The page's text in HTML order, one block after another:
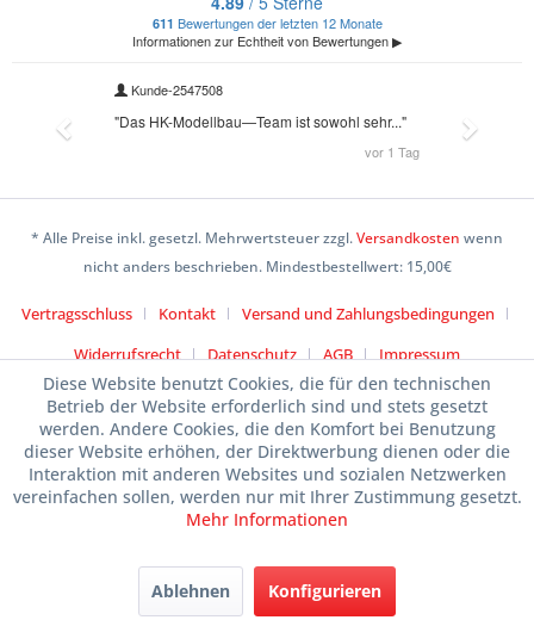
* Alle Preise inkl. gesetzl. Mehrwertsteuer zzgl.Versandkosten wenn
nicht anders beschrieben. Mindestbestellwert: 15,00€
Vertragsschluss Kontakt
Versand und Zahlungsbedingungen
Widerrufsrecht
Datenschutz AGB Impressum
Diese Website benutzt Cookies, die für den technischen
Betrieb der Website erforderlich sind und stets gesetzt
werden. Andere Cookies, die den Komfort bei Benutzung
dieser Website erhöhen, der Direktwerbung dienen oder die
Interaktion mit anderen Websites und sozialen Netzwerken
vereinfachen sollen, werden nur mit Ihrer Zustimmung gesetzt.
Mehr Informationen
Ablehnen Konfigurieren